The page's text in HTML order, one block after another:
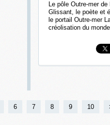
Le pôle Outre-mer
Glissant, le poète et
le portail Outre-mer
créolisation du
6 7 8 9 10